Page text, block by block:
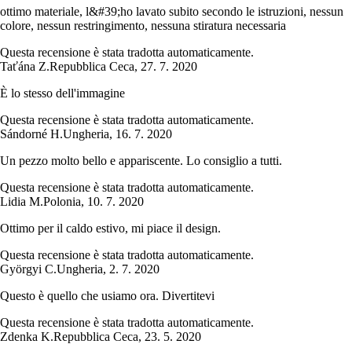
ottimo materiale, l&#39;ho lavato subito secondo le istruzioni, nessun
colore, nessun restringimento, nessuna stiratura necessaria
Questa recensione è stata tradotta automaticamente.
Taťána Z.Repubblica Ceca, 27. 7. 2020
È lo stesso dell'immagine
Questa recensione è stata tradotta automaticamente.
Sándorné H.Ungheria, 16. 7. 2020
Un pezzo molto bello e appariscente. Lo consiglio a tutti.
Questa recensione è stata tradotta automaticamente.
Lidia M.Polonia, 10. 7. 2020
Ottimo per il caldo estivo, mi piace il design.
Questa recensione è stata tradotta automaticamente.
Györgyi C.Ungheria, 2. 7. 2020
Questo è quello che usiamo ora. Divertitevi
Questa recensione è stata tradotta automaticamente.
Zdenka K.Repubblica Ceca, 23. 5. 2020